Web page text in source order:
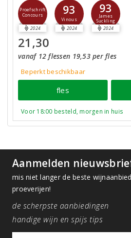
Proefschrift
Concours
2024
93
Vinous
2024
93
James
Suckling
2024
21,30
vanaf 12 flessen 19,53 per fles
Beperkt beschikbaar
fles
Voor 18:00 besteld, morgen in huis
Aanmelden
mis niet langer de beste
proeverijen!
de scherpste aanbiedingen
handige wijn en spijs tips